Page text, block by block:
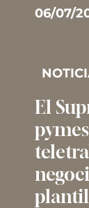
06/07/
El